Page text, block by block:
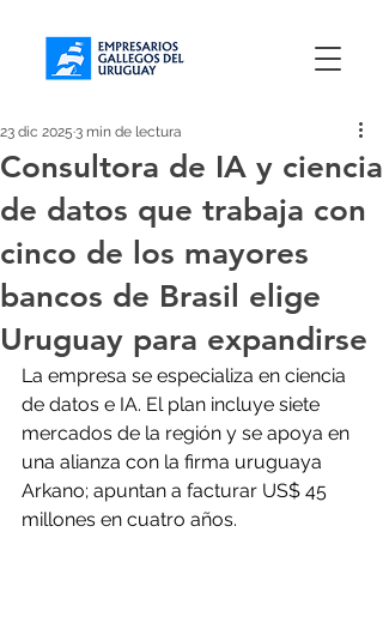
Consultora de IA y ciencia
de datos que trabaja con
cinco de los mayores
bancos de Brasil elige
Uruguay para expandirse
23 dic 2025 3 min de lectura
La empresa se especializa en ciencia
de datos e IA. El plan incluye siete
mercados de la región y se apoya en
una alianza con la firma uruguaya
Arkano; apuntan a facturar US$ 45
millones en cuatro años.